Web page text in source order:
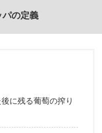
パの定義
に残る葡萄の搾り